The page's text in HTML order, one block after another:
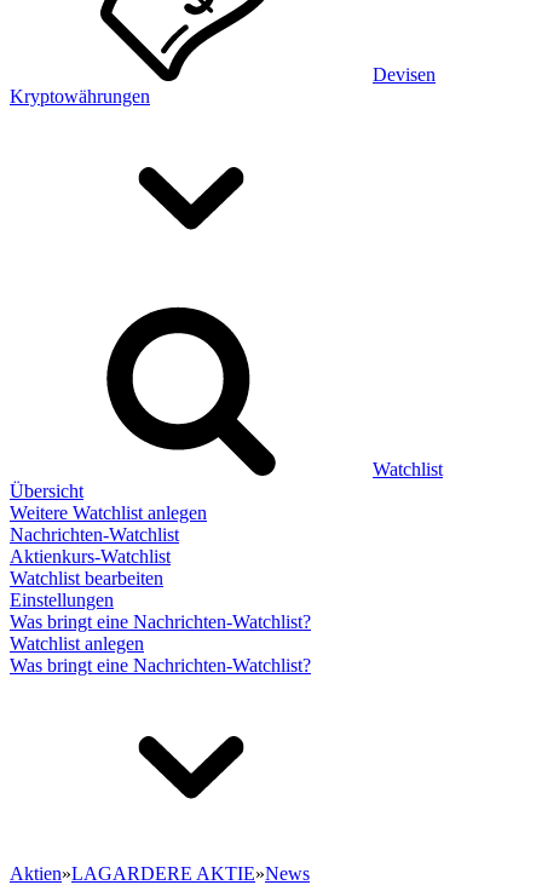
Devisen
Kryptowährungen
Watchlist
Übersicht
Weitere Watchlist anlegen
Nachrichten-Watchlist
Aktienkurs-Watchlist
Watchlist bearbeiten
Einstellungen
Was bringt eine Nachrichten-Watchlist?
Watchlist anlegen
Was bringt eine Nachrichten-Watchlist?
Aktien»LAGARDERE AKTIE»News